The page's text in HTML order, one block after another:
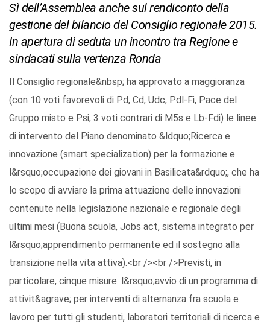
Sì dell’Assemblea anche sul rendiconto della
gestione del bilancio del Consiglio regionale 2015.
In apertura di seduta un incontro tra Regione e
sindacati sulla vertenza Ronda
Il Consiglio regionale&nbsp; ha approvato a maggioranza
(con 10 voti favorevoli di Pd, Cd, Udc, Pdl-Fi, Pace del
Gruppo misto e Psi, 3 voti contrari di M5s e Lb-Fdi) le linee
di intervento del Piano denominato &ldquo;Ricerca e
innovazione (smart specialization) per la formazione e
l&rsquo;occupazione dei giovani in Basilicata&rdquo;, che ha
lo scopo di avviare la prima attuazione delle innovazioni
contenute nella legislazione nazionale e regionale degli
ultimi mesi (Buona scuola, Jobs act, sistema integrato per
l&rsquo;apprendimento permanente ed il sostegno alla
transizione nella vita attiva).<br /><br />Previsti, in
particolare, cinque misure: l&rsquo;avvio di un programma di
attivit&agrave; per interventi di alternanza fra scuola e
lavoro per tutti gli studenti, laboratori territoriali di ricerca e